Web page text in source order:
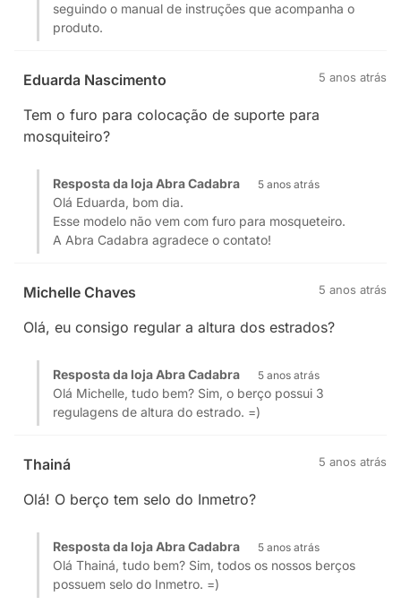
seguindo o manual de instruções que acompanha o
produto.
Eduarda Nascimento 5 anos atrás
Tem o furo para colocação de suporte para
mosquiteiro?
Resposta da loja Abra Cadabra 5 anos atrás
Olá Eduarda, bom dia.
Esse modelo não vem com furo para mosqueteiro.
A Abra Cadabra agradece o contato!
Michelle Chaves 5 anos atrás
Olá, eu consigo regular a altura dos estrados?
Resposta da loja Abra Cadabra 5 anos atrás
Olá Michelle, tudo bem? Sim, o berço possui 3
regulagens de altura do estrado. =)
Thainá 5 anos atrás
Olá! O berço tem selo do Inmetro?
Resposta da loja Abra Cadabra 5 anos atrás
Olá Thainá, tudo bem? Sim, todos os nossos berços
possuem selo do Inmetro. =)